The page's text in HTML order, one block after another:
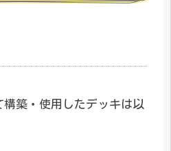
築・使用したデッキは以